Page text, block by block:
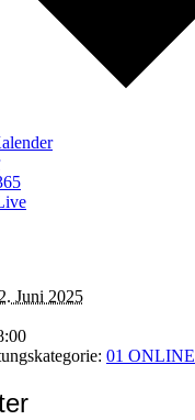
Juni 2025
01 ONLINE